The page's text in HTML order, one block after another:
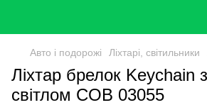
Авто і подорожі Ліхтарі, світильники
Ліхтар брелок Keychain
світлом COB 03055